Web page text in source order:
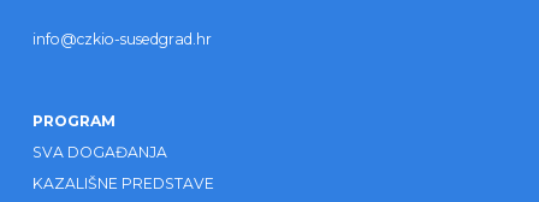
info@czkio-susedgrad.hr
PROGRAM
SVA DOGAĐANJA
KAZALIŠNE PREDSTAVE